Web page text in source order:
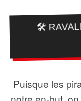
🛠️
Puisque les